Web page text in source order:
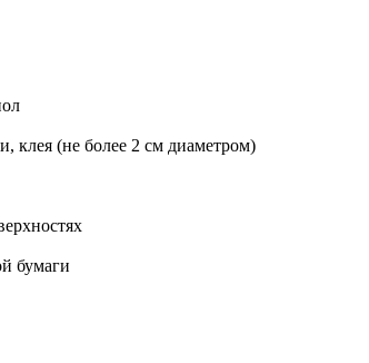
клея (не более 2 см диаметром)
бумаги